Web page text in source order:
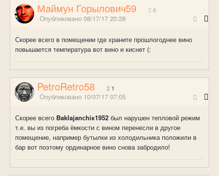
Маймун Горылович59 0
Опубликовано 08/17/17 20:28
Скорее всего в помещении где храните прошлогоднее вино
повышается температура вот вино и киснет (:
PetroRetro58 1
Опубликовано 10/07/17 07:05
Скорее всего Baklajanсhiк1952 был нарушен тепловой режим
т.е. вы из погреба ёмкости с вином перенесли в другое
помещение, например бутылки из холодильника положили в
бар вот поэтому ординарное вино снова забродило!